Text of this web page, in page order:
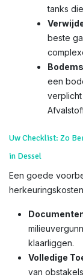
tanks
beste
een
Uw Checklist: Zo
in Dessel
Een goede
klaarliggen.
Volledige
van